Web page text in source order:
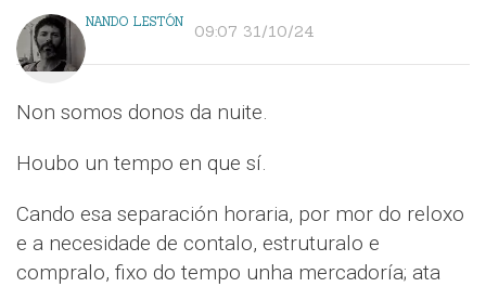
NANDO LESTÓN 09:07 31/10/24
Non somos donos da nuite.
Houbo un tempo en que sí.
Cando esa separación horaria, por mor do reloxo
e a necesidade de contalo, estruturalo e
compralo, fixo do tempo unha mercadoría; ata